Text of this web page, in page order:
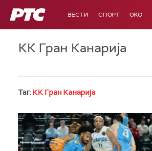
РТС ВЕСТИ СПОРТ OKO
КК Гран Канарија
Таг: КК Гран Канарија